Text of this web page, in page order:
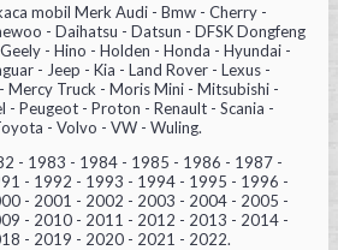
mobil Merk Audi - Bmw - Cherry -
- Daihatsu - Datsun - DFSK Dongfeng
- Hino - Holden - Honda - Hyundai -
- Jeep - Kia - Land Rover - Lexus -
Mercy Truck - Moris Mini - Mitsubishi -
- Peugeot - Proton - Renault - Scania -
- Volvo - VW - Wuling.
- 1983 - 1984 - 1985 - 1986 - 1987 -
- 1992 - 1993 - 1994 - 1995 - 1996 -
- 2001 - 2002 - 2003 - 2004 - 2005 -
- 2010 - 2011 - 2012 - 2013 - 2014 -
- 2019 - 2020 - 2021 - 2022.